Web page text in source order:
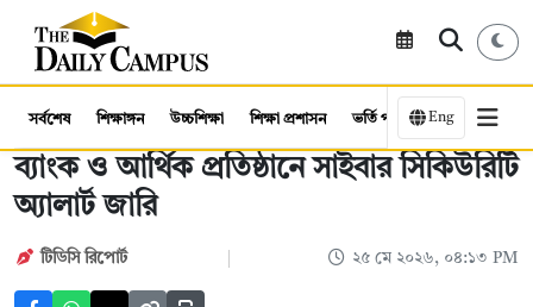
সর্বশেষ শিক্ষাঙ্গন উচ্চশিক্ষা শিক্ষা প্রশাসন ভর্তি পরীক্ষা কর্মসংস্থান
Eng
ব্যাংক ও আর্থিক প্রতিষ্ঠানে সাইবার সিকিউরিটি
অ্যালার্ট জারি
টিডিসি রিপোর্ট ২৫ মে ২০২৬, ০৪:১৩ PM